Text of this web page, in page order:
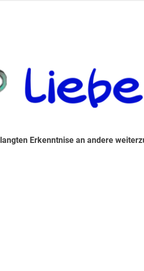
Erkenntnise an andere